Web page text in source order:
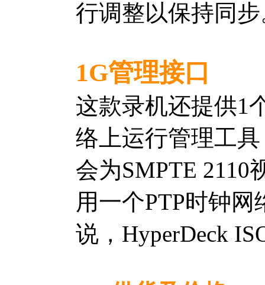
行调整以保持同
1G管理接口
这款录机还提供1
络上运行管理工
会为SMPTE
用一个PTP时钟
说，HyperDeck